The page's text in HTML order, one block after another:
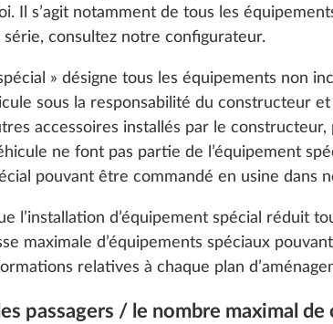
use cookies to enable you to make the best
Système de stabilisation
Plus
Il s’agit notamment de tous les
série, consultez notre configurateur.
» désigne tous les équipements non
sous la responsabilité du constructeur
accessoires installés par le
ne font pas partie de l’équipement
pouvant être commandé en usine dans
l’installation d’équipement spécial réduit
maximale d’équipements spéciaux
relatives à chaque plan
passagers / le nombre maximal de